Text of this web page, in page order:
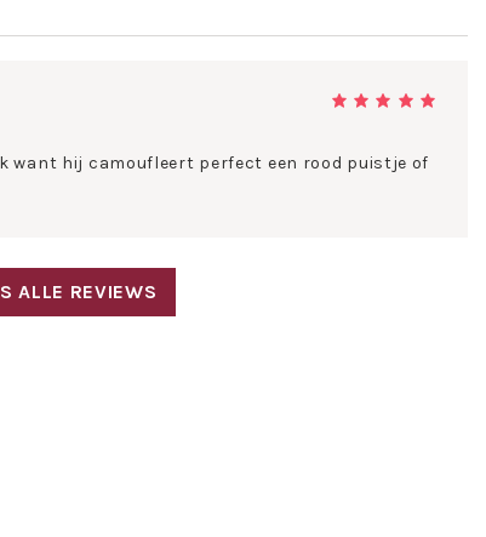
want hij camoufleert perfect een rood puistje of
ALLE REVIEWS